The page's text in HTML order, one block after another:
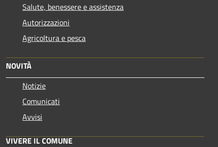
Salute, benessere e assistenza
Autorizzazioni
Agricoltura e pesca
NOVITÀ
Notizie
Comunicati
Avvisi
VIVERE IL COMUNE